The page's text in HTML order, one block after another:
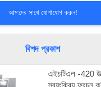
আমাদের সাথে যোগাযোগ করুন!
বিশদ প্রকাশ
এইচটিএল -420